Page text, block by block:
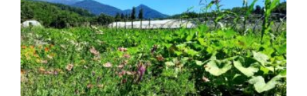
et
fête
du
village